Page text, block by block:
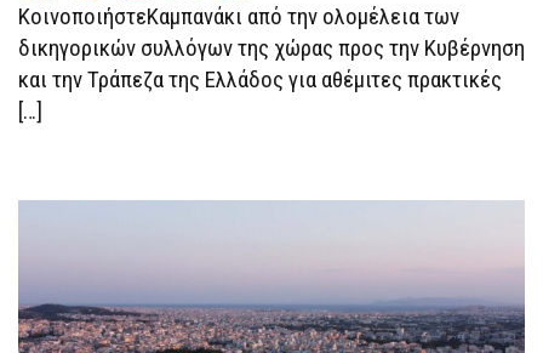
ΠΡΑΚΤΙΚΈΣ
ΤΟΥΣ
ΚοινοποιήστεΚαμπανάκι από την ολομέλεια των
δικηγορικών συλλόγων της χώρας προς την Κυβέρνηση
και την Τράπεζα της Ελλάδος για αθέμιτες πρακτικές
[…]